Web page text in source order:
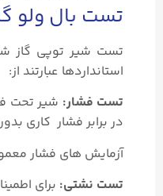
تست بال ولو
تست شیر توپی گاز
استانداردها عبارتند از:
تست فشار:
در برابر فشار کاری
آزمایش‌ های فشار
تست نشتی: برای